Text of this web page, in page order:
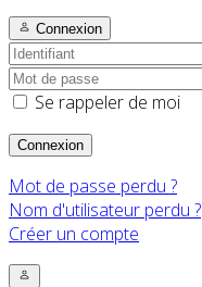
Connexion
Se rappeler de moi
Connexion
Mot de passe perdu ?
Nom d'utilisateur perdu ?
Créer un compte